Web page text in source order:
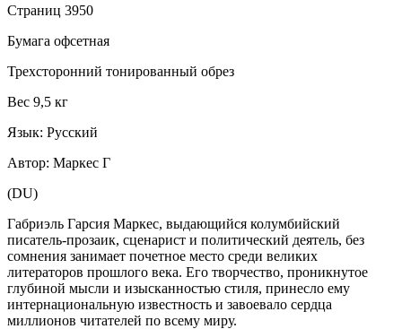
Страниц 3950
Бумага офсетная
Трехсторонний тонированный обрез
Вес 9,5 кг
Язык: Русский
Автор: Маркес Г
(DU)
Габриэль Гарсия Маркес, выдающийся колумбийский
писатель-прозаик, сценарист и политический деятель, без
сомнения занимает почетное место среди великих
литераторов прошлого века. Его творчество, проникнутое
глубиной мысли и изысканностью стиля, принесло ему
интернациональную известность и завоевало сердца
миллионов читателей по всему миру.